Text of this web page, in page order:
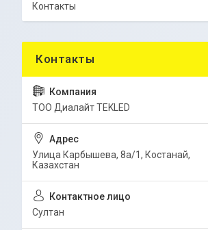
Контакты
ТОО Диалайт TEKLED
Улица Карбышева, 8а/1, Костанай,
Казахстан
Султан